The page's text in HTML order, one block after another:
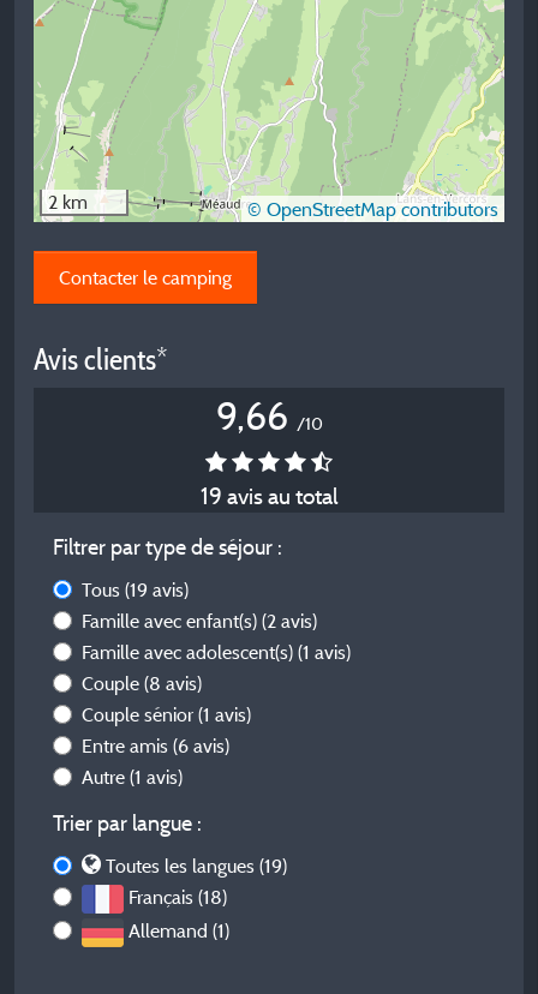
2 km © OpenStreetMap contributors
Contacter le camping
Avis clients*
9,66 /10
19 avis au total
Filtrer par type de séjour :
Tous (19 avis)
Famille avec enfant(s) (2 avis)
Famille avec adolescent(s) (1 avis)
Couple (8 avis)
Couple sénior (1 avis)
Entre amis (6 avis)
Autre (1 avis)
Trier par langue :
Toutes les langues (19)
Français (18)
Allemand (1)